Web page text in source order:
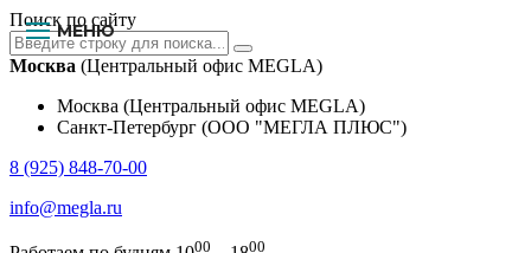
МЕНЮ
Поиск по сайту
Москва (Центральный офис MEGLA)
Москва (Центральный офис MEGLA)
Санкт-Петербург (ООО "МЕГЛА ПЛЮС")
8 (925) 848-70-00
info@megla.ru
00 00